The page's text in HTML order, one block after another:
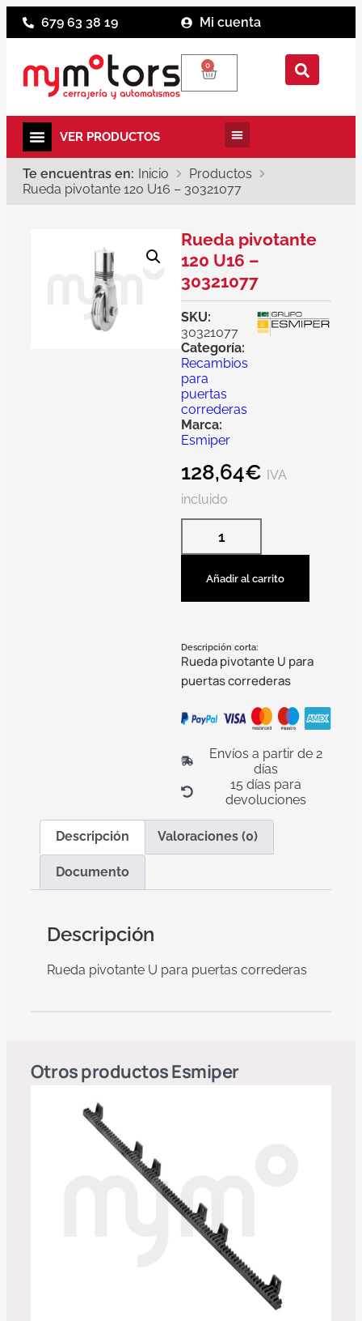
679 63 38 19 Mi cuenta
0
Te encuentras en: Inicio
Productos
Rueda pivotante 120 U16 – 30321077
Rueda pivotante
120 U16 –
30321077
SKU:
30321077
Categoría:
Recambios
para
puertas
correderas
Marca:
Esmiper
128,64€ IVA
incluido
Añadir al carrito
Descripción corta:
Rueda pivotante U para
puertas correderas
Envíos a partir de 2
días
15 días para
devoluciones
Descripción Valoraciones (0)
Documento
Descripción
Rueda pivotante U para puertas correderas
Otros productosEsmiper